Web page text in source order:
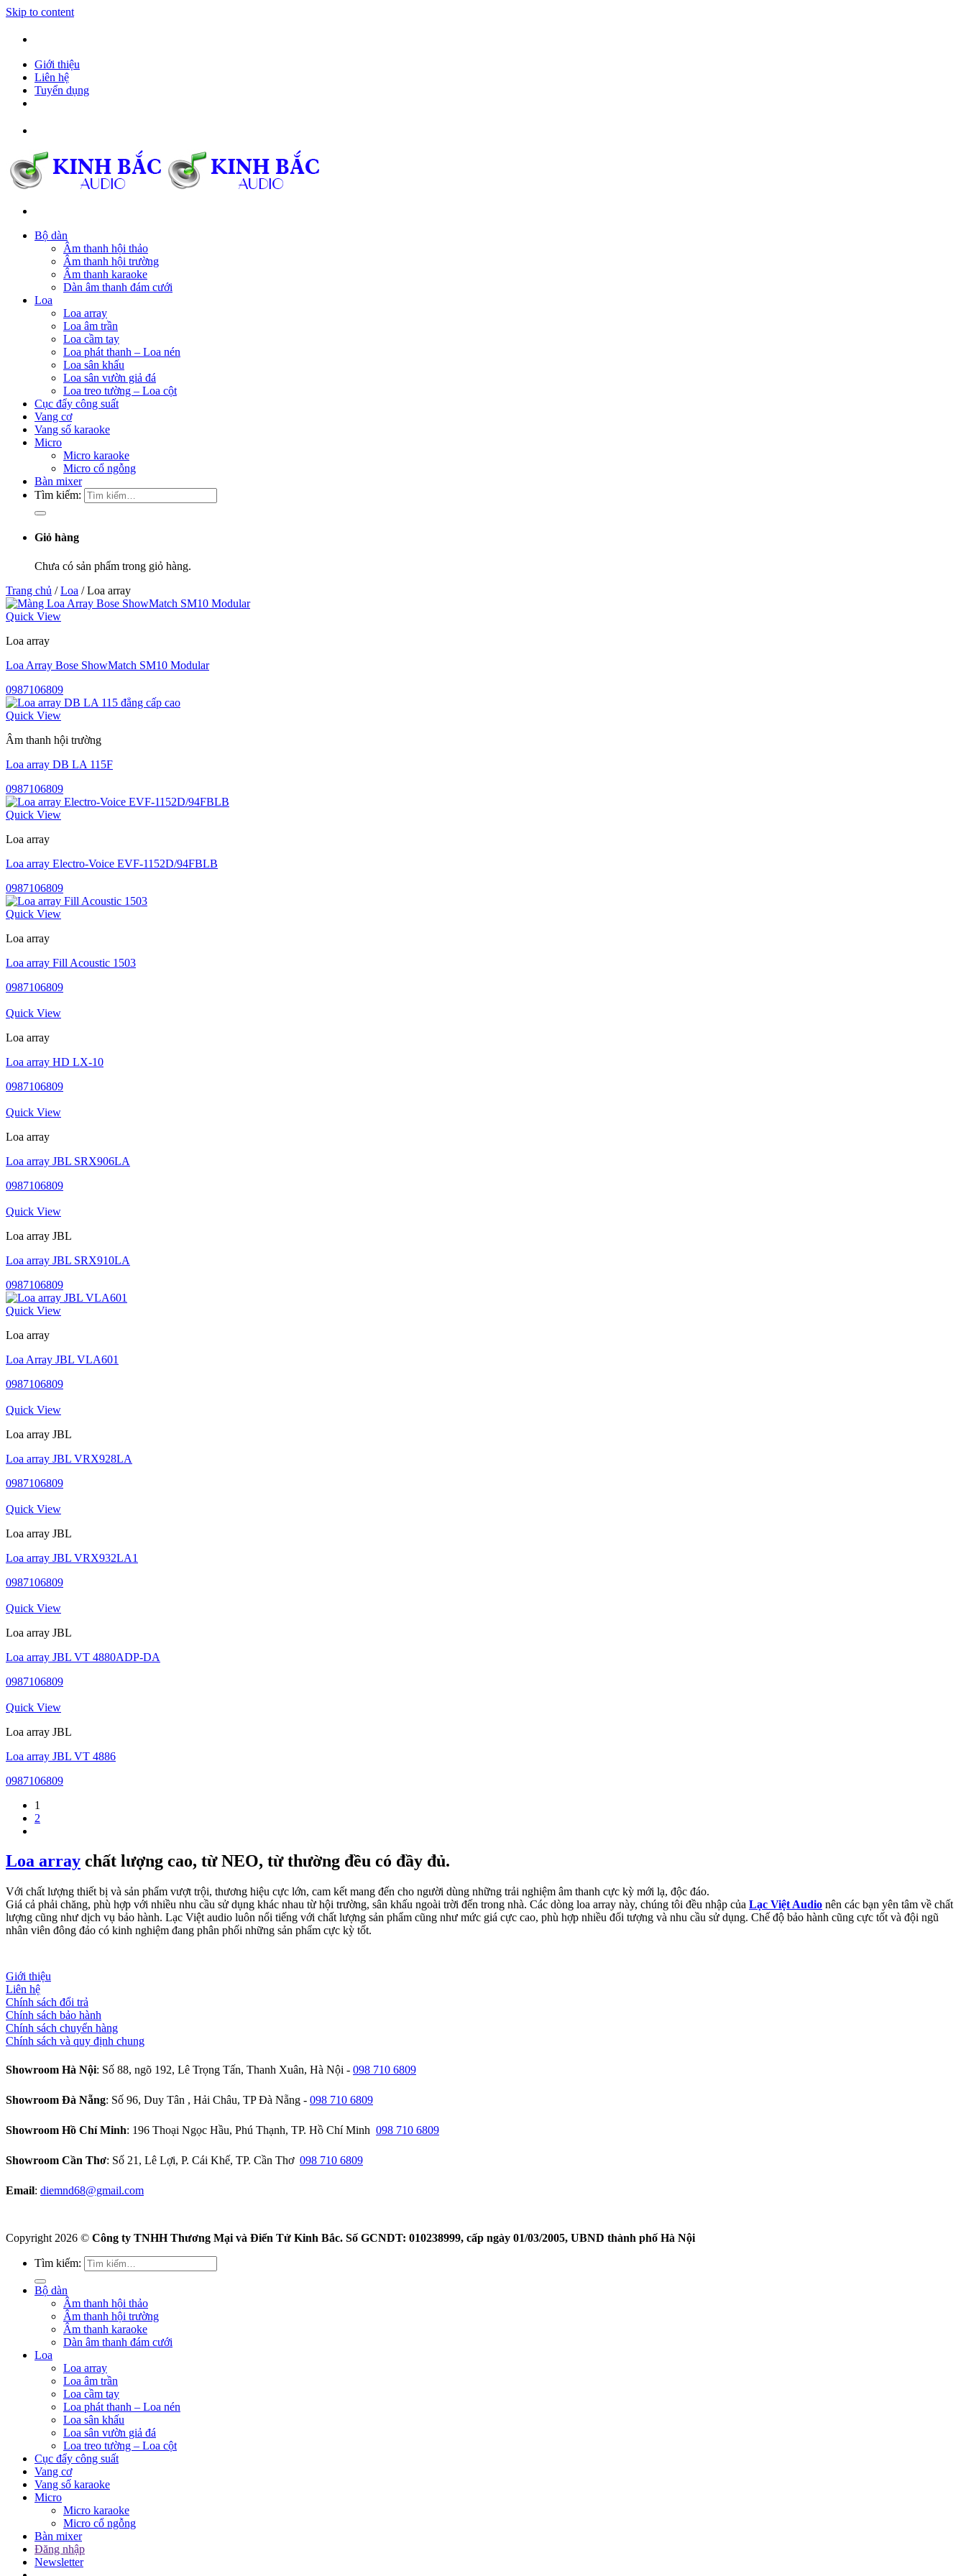
Skip to content
Giới thiệu
Liên hệ
Tuyển dụng
Bộ dàn
Âm thanh hội thảo
Âm thanh hội trường
Âm thanh karaoke
Dàn âm thanh đám cưới
Loa
Loa array
Loa âm trần
Loa cầm tay
Loa phát thanh – Loa nén
Loa sân khấu
Loa sân vườn giả đá
Loa treo tường – Loa cột
Cục đẩy công suất
Vang cơ
Vang số karaoke
Micro
Micro karaoke
Micro cổ ngỗng
Bàn mixer
Tìm kiếm:
Giỏ hàng
Chưa có sản phẩm trong giỏ hàng.
Trang chủ / Loa /Loa array
Quick View
Loa array
Loa Array Bose ShowMatch SM10 Modular
0987106809
Quick View
Âm thanh hội trường
Loa array DB LA 115F
0987106809
Quick View
Loa array
Loa array Electro-Voice EVF-1152D/94FBLB
0987106809
Quick View
Loa array
Loa array Fill Acoustic 1503
0987106809
Quick View
Loa array
Loa array HD LX-10
0987106809
Quick View
Loa array
Loa array JBL SRX906LA
0987106809
Quick View
Loa array JBL
Loa array JBL SRX910LA
0987106809
Quick View
Loa array
Loa Array JBL VLA601
0987106809
Quick View
Loa array JBL
Loa array JBL VRX928LA
0987106809
Quick View
Loa array JBL
Loa array JBL VRX932LA1
0987106809
Quick View
Loa array JBL
Loa array JBL VT 4880ADP-DA
0987106809
Quick View
Loa array JBL
Loa array JBL VT 4886
0987106809
1
2
Loa array chất lượng cao, từ NEO, từ thường đều có đầy đủ.
Với chất lượng thiết bị và sản phẩm vượt trội, thương hiệu cực lớn, cam kết mang đến cho người dùng những trải nghiệm âm thanh cực kỳ mới lạ, độc đáo.
Giá cả phải chăng, phù hợp với nhiều nhu cầu sử dụng khác nhau từ hội trường, sân khấu ngoài trời đến trong nhà. Các dòng loa array này, chúng tôi đều nhập của Lạc Việt Audio nên các bạn yên tâm về chất
lượng cũng như dịch vụ bảo hành. Lạc Việt audio luôn nổi tiếng với chất lượng sản phẩm cũng như mức giá cực cao, phù hợp nhiều đối tượng và nhu cầu sử dụng. Chế độ bảo hành cũng cực tốt và đội ngũ
nhân viên đông đảo có kinh nghiệm đang phân phối những sản phẩm cực kỳ tốt.
Giới thiệu
Liên hệ
Chính sách đổi trả
Chính sách bảo hành
Chính sách chuyển hàng
Chính sách và quy định chung
Showroom Hà Nội: Số 88, ngõ 192, Lê Trọng Tấn, Thanh Xuân, Hà Nội - 098 710 6809
Showroom Đà Nẵng: Số 96, Duy Tân , Hải Châu, TP Đà Nẵng - 098 710 6809
Showroom Hồ Chí Minh: 196 Thoại Ngọc Hầu, Phú Thạnh, TP. Hồ Chí Minh 098 710 6809
Showroom Cần Thơ: Số 21, Lê Lợi, P. Cái Khế, TP. Cần Thơ 098 710 6809
Email: diemnd68@gmail.com
Copyright 2026 © Công ty TNHH Thương Mại và Điển Tử Kinh Bắc. Số GCNDT: 010238999, cấp ngày 01/03/2005, UBND thành phố Hà Nội
Tìm kiếm:
Bộ dàn
Âm thanh hội thảo
Âm thanh hội trường
Âm thanh karaoke
Dàn âm thanh đám cưới
Loa
Loa array
Loa âm trần
Loa cầm tay
Loa phát thanh – Loa nén
Loa sân khấu
Loa sân vườn giả đá
Loa treo tường – Loa cột
Cục đẩy công suất
Vang cơ
Vang số karaoke
Micro
Micro karaoke
Micro cổ ngỗng
Bàn mixer
Đăng nhập
Newsletter